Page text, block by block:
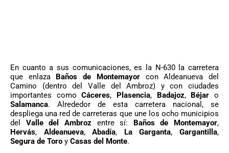
En cuanto a sus comunicaciones, es la N-630 la carretera
que enlaza
Baños de Montemayorcon Aldeanueva del
Camino (dentro del Valle del Ambroz) y con ciudades
importantes comoCáceres, Plasencia, Badajoz, Béjar o
Salamanca. Alrededor de esta carretera nacional, se
despliega una red de carreteras que une los ocho municipios
del Valle del Ambrozentre sí: Baños de Montemayor,
Hervás, Aldeanueva,Abadía, La Garganta,Gargantilla,
Segura de Toro y Casas del Monte.